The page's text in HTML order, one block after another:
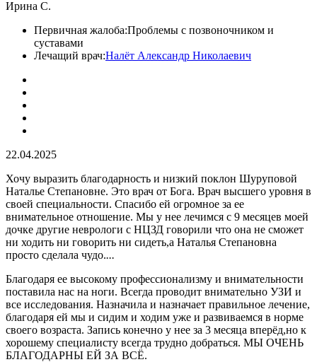
Ирина С.
Первичная жалоба:Проблемы с позвоночником и
суставами
Лечащий врач:Налёт Александр Николаевич
22.04.2025
Хочу выразить благодарность и низкий поклон Шуруповой
Наталье Степановне. Это врач от Бога. Врач высшего уровня в
своей специальности. Спасибо ей огромное за ее
внимательное отношение. Мы у нее лечимся с 9 месяцев моей
дочке другие неврологи с НЦЗД говорили что она не сможет
ни ходить ни говорить ни сидеть,а Наталья Степановна
просто сделала чудо....
Благодаря ее высокому профессионализму и внимательности
поставила нас на ноги. Всегда проводит внимательно УЗИ и
все исследования. Назначила и назначает правильное лечение,
благодаря ей мы и сидим и ходим уже и развиваемся в норме
своего возраста. Запись конечно у нее за 3 месяца вперёд,но к
хорошему специалисту всегда трудно добраться. МЫ ОЧЕНЬ
БЛАГОДАРНЫ ЕЙ ЗА ВСЁ.